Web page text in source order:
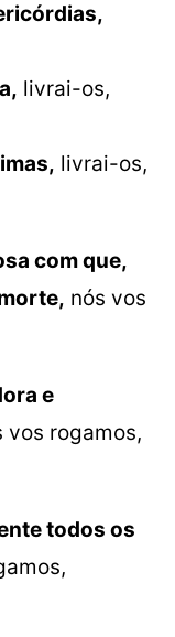
livrai-os,
livrai-os,
com que,
nós vos
e
vos rogamos,
todos os